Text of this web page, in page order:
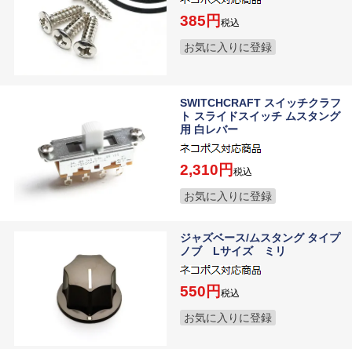
385 税込
お気に入りに登録
SWITCHCRAFT スイッチクラフ
ト スライドスイッチ ムスタング
用 白レバー
2,310 税込
お気に入りに登録
ジャズベース/ムスタング タイプ
ノブ Lサイズ ミリ
550 税込
お気に入りに登録